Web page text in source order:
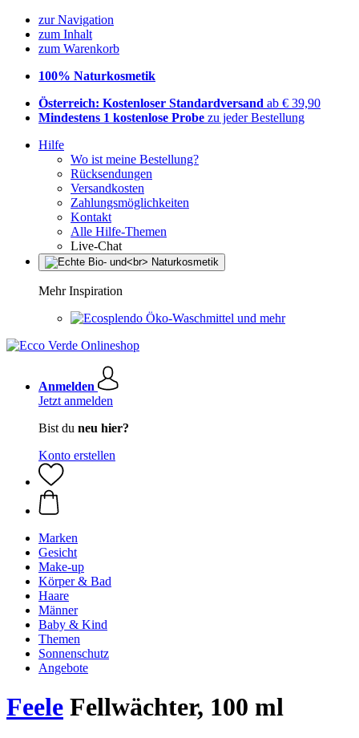
zur Navigation
zum Inhalt
zum Warenkorb
100% Naturkosmetik
Österreich: Kostenloser Standardversand ab € 39,90
Mindestens 1 kostenlose Probe zu jeder Bestellung
Hilfe
Wo ist meine Bestellung?
Rücksendungen
Versandkosten
Zahlungsmöglichkeiten
Kontakt
Alle Hilfe-Themen
Live-Chat
Mehr Inspiration
Öko-Waschmittel und mehr
Anmelden
Jetzt anmelden
Bist du neu hier?
Konto erstellen
Marken
Gesicht
Make-up
Körper & Bad
Haare
Männer
Baby & Kind
Themen
Sonnenschutz
Angebote
Feele Fellwächter, 100 ml